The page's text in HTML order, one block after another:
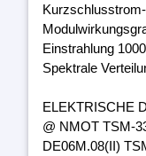
Einstrahlung
Spektrale
ELEKTRISCHE
@ NMOT TSM-
DE06M.08(II)